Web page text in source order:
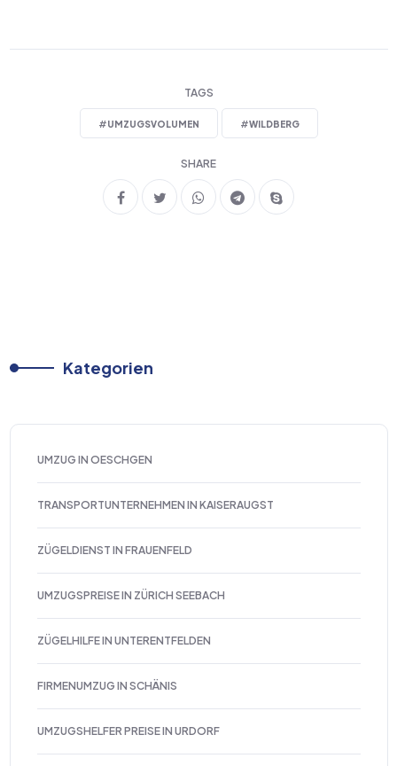
TAGS
#UMZUGSVOLUMEN #WILDBERG
SHARE
Kategorien
UMZUG IN OESCHGEN
TRANSPORTUNTERNEHMEN IN KAISERAUGST
ZÜGELDIENST IN FRAUENFELD
UMZUGSPREISE IN ZÜRICH SEEBACH
ZÜGELHILFE IN UNTERENTFELDEN
FIRMENUMZUG IN SCHÄNIS
UMZUGSHELFER PREISE IN URDORF